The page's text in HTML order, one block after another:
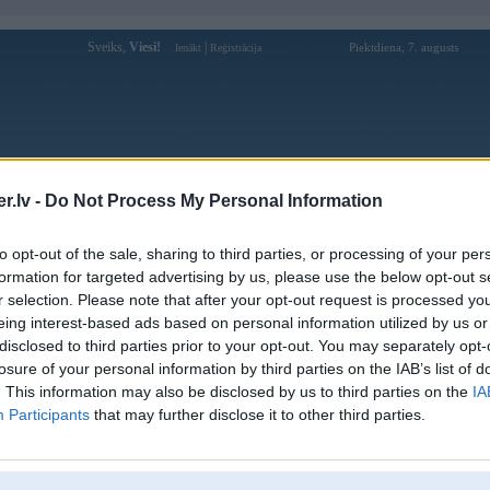
- Do Not Process My Personal Information
opt-out of the sale, sharing to third parties, or processing of your
for targeted advertising by us, please use the below opt-out
selection. Please note that after your opt-out request is processed
interest-based ads based on personal information utilized by us
to third parties prior to your opt-out. You may separately
of your personal information by third parties on the IAB’s list of
This information may also be disclosed by us to third parties on the
Participants that may further disclose it to other third parties.
Sveiks, Viesi! Ienākt Reģistrācija Piektdiena, 7. augusts
Forums Galerijas Reģistrācija Lietotāji
Lietotāja cndr profils
Pēdējo reizi manīts: 30. Oct 2022, 18:52
Lietotājvārds:
cndr
Ziņojumi forumā:
389
[Pēdējie ziņojumi forumā]